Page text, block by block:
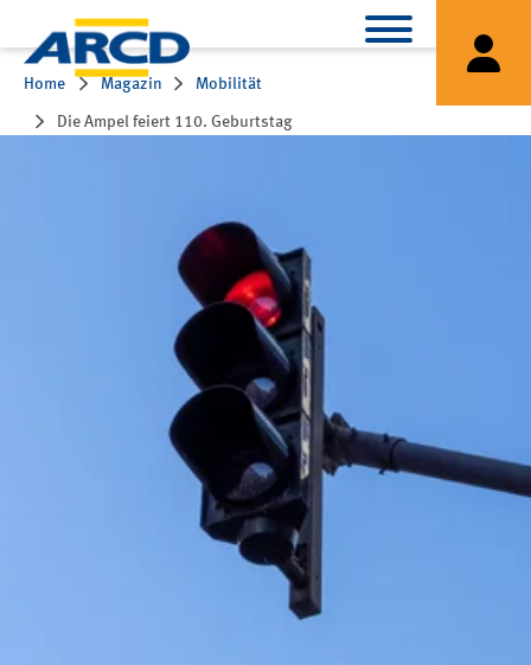
Home Magazin Mobilität
Die Ampel feiert 110. Geburtstag